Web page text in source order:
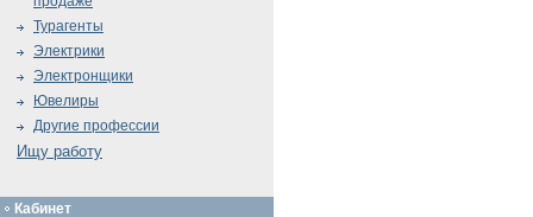
Турагенты
Электрики
Электронщики
Ювелиры
Другие профессии
Ищу работу
Кабинет